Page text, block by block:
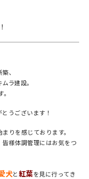
、
ラ建設。
。
うございます！
りを感じております。
様体調管理にはお気をつ
犬と紅葉を見に行ってき